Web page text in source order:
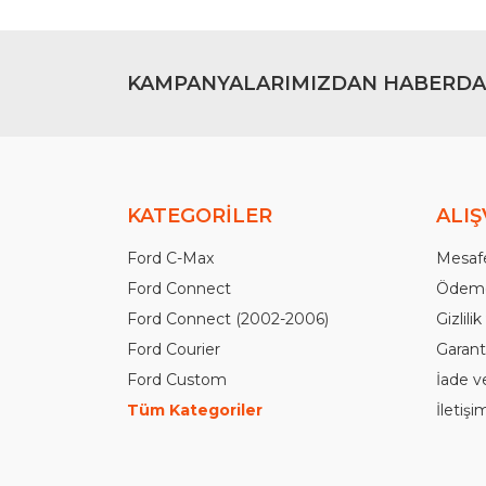
KAMPANYALARIMIZDAN
KATEGORİLER
Ford C-Max
Ford Connect
Ford Connect (2002-2006)
Ford Courier
Ford Custom
Tüm Kategoriler
İade